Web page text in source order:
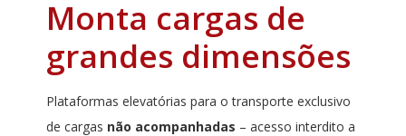
Monta cargas de
grandes dimensões
Plataformas elevatórias para o transporte exclusivo
de cargas não acompanhadas – acesso interdito a